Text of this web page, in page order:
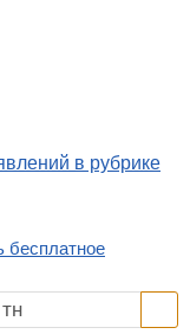
в рубрике
бесплатное